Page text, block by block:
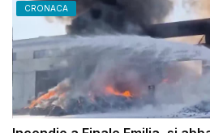
CRONACA